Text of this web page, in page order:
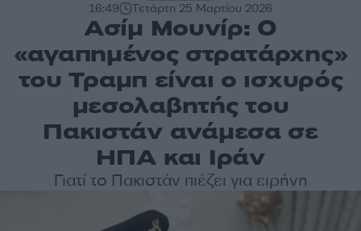
16:49 Τετάρτη 25 Μαρτίου 2026
Ασίμ Μουνίρ: Ο
«αγαπημένος στρατάρχης»
του Τραμπ είναι ο ισχυρός
μεσολαβητής του
Πακιστάν ανάμεσα σε
ΗΠΑ και Ιράν
Γιατί το Πακιστάν πιέζει για ειρήνη